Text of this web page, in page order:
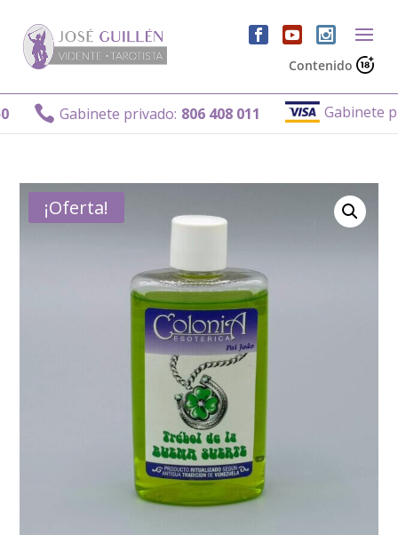
Contenido
Gabinete privado: 806 408 011 Gabinete
¡Oferta!